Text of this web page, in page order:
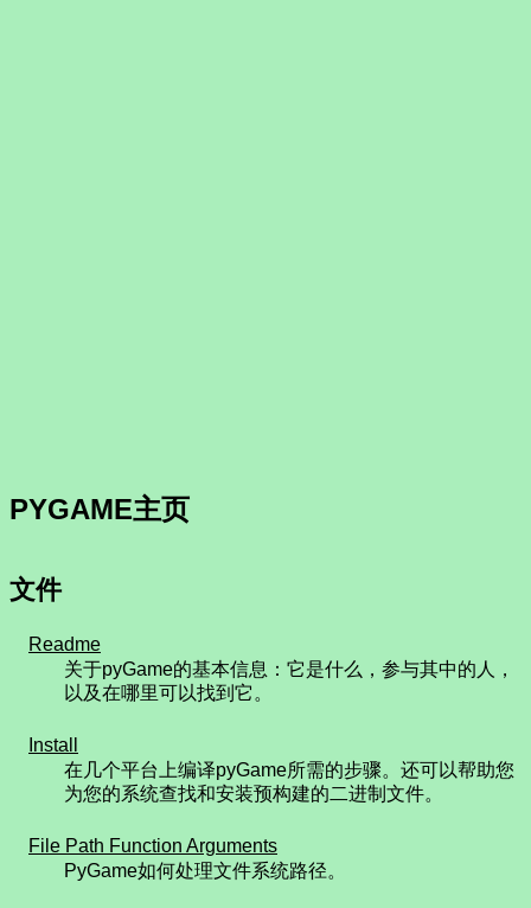
PYGAME主页
文件
Readme
关于pyGame的基本信息：它是什么，参与其中的人，
以及在哪里可以找到它。
Install
在几个平台上编译pyGame所需的步骤。还可以帮助您
为您的系统查找和安装预构建的二进制文件。
File Path Function Arguments
PyGame如何处理文件系统路径。